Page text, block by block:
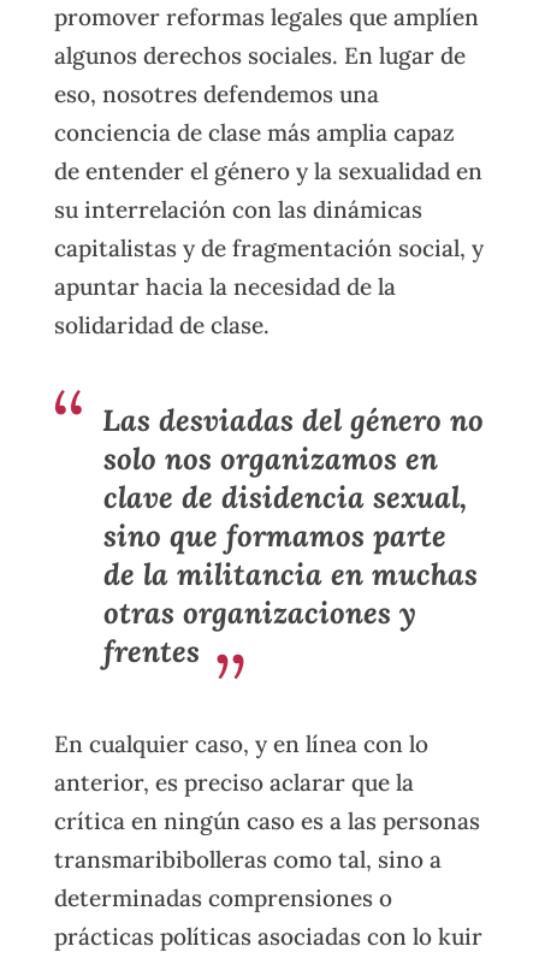
promover reformas legales que amplíen
algunos derechos sociales. En lugar de
eso, nosotres defendemos una
conciencia de clase más amplia capaz
de entender el género y la sexualidad en
su interrelación con las dinámicas
capitalistas y de fragmentación social, y
apuntar hacia la necesidad de la
solidaridad de clase.
Las desviadas del género no
solo nos organizamos en
clave de disidencia sexual,
sino que formamos parte
de la militancia en muchas
otras organizaciones y
frentes
En cualquier caso, y en línea con lo
anterior, es preciso aclarar que la
crítica en ningún caso es a las personas
transmaribibolleras como tal, sino a
determinadas comprensiones o
prácticas políticas asociadas con lo kuir